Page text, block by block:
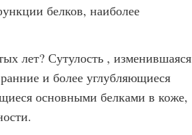
белков, наиболее
лет? Сутулость , изменившаяся
и более углубляющиеся
основными белками в коже,